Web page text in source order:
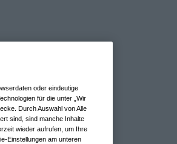
oder eindeutige
für die unter „Wir
Durch Auswahl von Alle
sind, sind manche Inhalte
wieder aufrufen, um Ihre
Einstellungen am unteren